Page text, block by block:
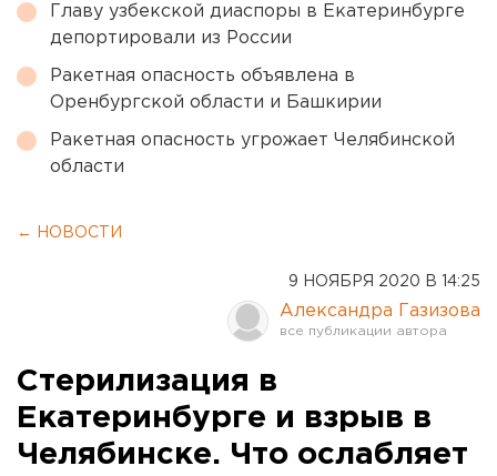
Главу узбекской диаспоры в Екатеринбурге
депортировали из России
Ракетная опасность объявлена в
Оренбургской области и Башкирии
Ракетная опасность угрожает Челябинской
области
← НОВОСТИ
9 НОЯБРЯ 2020 В 14:25
Александра Газизова
Стерилизация в
Екатеринбурге и взрыв в
Челябинске. Что ослабляет